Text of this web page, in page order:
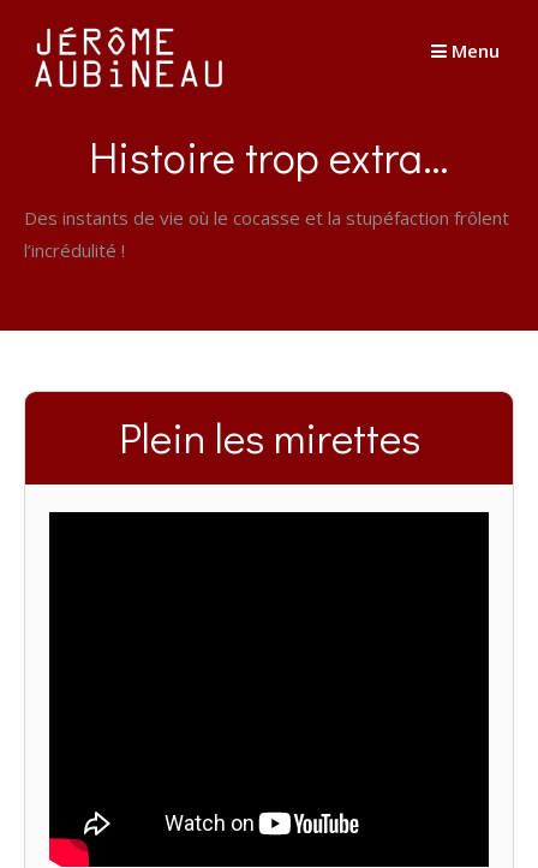
contenu
Menu
Histoire trop extra…
Des instants de vie où le cocasse et la stupéfaction frôlent
l’incrédulité !
Plein les mirettes